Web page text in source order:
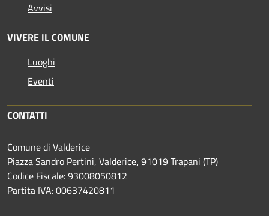
Avvisi
VIVERE IL COMUNE
Luoghi
Eventi
CONTATTI
Comune di Valderice
Piazza Sandro Pertini, Valderice, 91019 Trapani (TP)
Codice Fiscale: 93008050812
Partita IVA: 00637420811